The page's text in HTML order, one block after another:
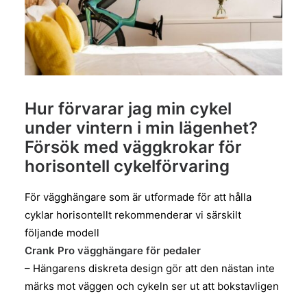
Hur förvarar jag min cykel
under vintern i min lägenhet?
Försök med väggkrokar för
horisontell cykelförvaring
För vägghängare som är utformade för att hålla
cyklar horisontellt rekommenderar vi särskilt
följande modell
Crank Pro vägghängare för pedaler
– Hängarens diskreta design gör att den nästan inte
märks mot väggen och cykeln ser ut att bokstavligen